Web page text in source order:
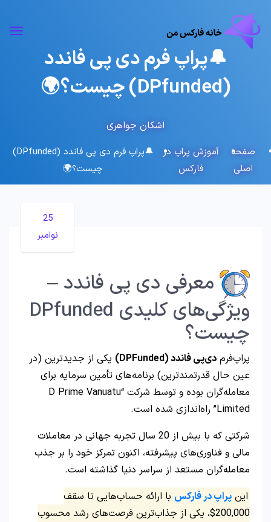
🔔پراپ فرم دی پی فاندد
(DPfunded) چیست؟🌍
اشکان جواهری
صفحه
اصلی
آموزش پراپ در
فارکس
🔔پراپ فرم دی پی فاندد (DPfunded)
چیست؟🌍
25
نوامبر
معرفی دی پی فاندد –
ویژگی‌های کلیدی DPfunded
چیست؟
پراپ‌فرم دی‌پی فاندد(DPFunded)
یکی از جدیدترین (در
عین حال قدرتمندترین) برنامه‌های تأمین سرمایه برای
معامله‌گران بوده و توسط شرکت “D Prime Vanuatu
Limited” راه‌اندازی شده است.
شرکتی که با بیش از 20 سال تجربه جهانی در معاملات
مالی و فناوری‌های پیشرفته، اکنون تمرکز خود را بر جذب
معامله‌گران مستعد از سراسر دنیا گذاشته است.
اینپراپ در فارکس با ارائه حساب‌هایی تا سقف
200,000$، یکی از جذاب‌ترین فرصت‌های رشد محسوب